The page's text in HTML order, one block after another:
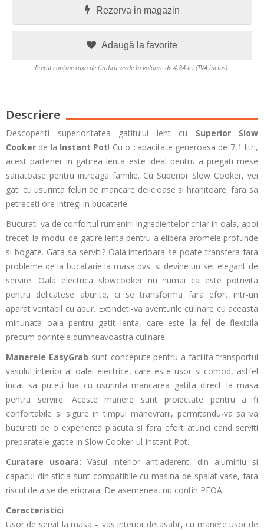
Rezerva in magazin
Adaugă la favorite
Prețul conține taxa de timbru verde în valoare de 4,84 lei (TVA inclus).
Descriere
Descoperiti superioritatea gatitului lent cu Superior Slow
Cooker de la Instant Pot! Cu o capacitate generoasa de 7,1 litri,
acest partener in gatirea lenta este ideal pentru a pregati mese
sanatoase pentru intreaga familie. Cu Superior Slow Cooker, vei
gati cu usurinta feluri de mancare delicioase si hranitoare, fara sa
petreceti ore intregi in bucatarie.
Bucurati-va de confortul rumenirii ingredientelor chiar in oala, apoi
treceti la modul de gatire lenta pentru a elibera aromele profunde
si bogate. Gata sa serviti? Oala interioara se poate transfera fara
probleme de la bucatarie la masa dvs. si devine un set elegant de
servire. Oala electrica slowcooker nu numai ca este potrivita
pentru delicatese aburite, ci se transforma fara efort intr-un
aparat veritabil cu abur. Extindeti-va aventurile culinare cu aceasta
minunata oala pentru gatit lenta, care este la fel de flexibila
precum dorintele dumneavoastra culinare.
Manerele EasyGrab sunt concepute pentru a facilita transportul
vasului interior al oalei electrice, care este usor si comod, astfel
incat sa puteti lua cu usurinta mancarea gatita direct la masa
pentru servire. Aceste manere sunt proiectate pentru a fi
confortabile si sigure in timpul manevrarii, permitandu-va sa va
bucurati de o experienta placuta si fara efort atunci cand serviti
preparatele gatite in Slow Cooker-ul Instant Pot.
Curatare usoara: Vasul interior antiaderent, din aluminiu si
capacul din sticla sunt compatibile cu masina de spalat vase, fara
riscul de a se deteriorara. De asemenea, nu contin PFOA.
Caracteristici
Usor de servit la masa – vas interior detasabil, cu manere usor de